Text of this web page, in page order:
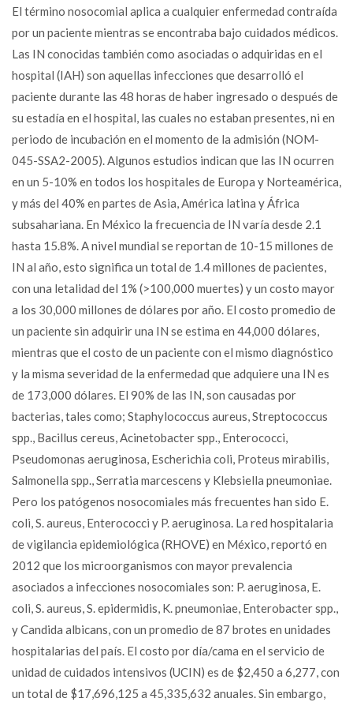
El término nosocomial aplica a cualquier enfermedad contraída
por un paciente mientras se encontraba bajo cuidados médicos.
Las IN conocidas también como asociadas o adquiridas en el
hospital (IAH) son aquellas infecciones que desarrolló el
paciente durante las 48 horas de haber ingresado o después de
su estadía en el hospital, las cuales no estaban presentes, ni en
periodo de incubación en el momento de la admisión (NOM-
045-SSA2-2005). Algunos estudios indican que las IN ocurren
en un 5-10% en todos los hospitales de Europa y Norteamérica,
y más del 40% en partes de Asia, América latina y África
subsahariana. En México la frecuencia de IN varía desde 2.1
hasta 15.8%. A nivel mundial se reportan de 10-15 millones de
IN al año, esto significa un total de 1.4 millones de pacientes,
con una letalidad del 1% (>100,000 muertes) y un costo mayor
a los 30,000 millones de dólares por año. El costo promedio de
un paciente sin adquirir una IN se estima en 44,000 dólares,
mientras que el costo de un paciente con el mismo diagnóstico
y la misma severidad de la enfermedad que adquiere una IN es
de 173,000 dólares. El 90% de las IN, son causadas por
bacterias, tales como; Staphylococcus aureus, Streptococcus
spp., Bacillus cereus, Acinetobacter spp., Enterococci,
Pseudomonas aeruginosa, Escherichia coli, Proteus mirabilis,
Salmonella spp., Serratia marcescens y Klebsiella pneumoniae.
Pero los patógenos nosocomiales más frecuentes han sido E.
coli, S. aureus, Enterococci y P. aeruginosa. La red hospitalaria
de vigilancia epidemiológica (RHOVE) en México, reportó en
2012 que los microorganismos con mayor prevalencia
asociados a infecciones nosocomiales son: P. aeruginosa, E.
coli, S. aureus, S. epidermidis, K. pneumoniae, Enterobacter spp.,
y Candida albicans, con un promedio de 87 brotes en unidades
hospitalarias del país. El costo por día/cama en el servicio de
unidad de cuidados intensivos (UCIN) es de $2,450 a 6,277, con
un total de $17,696,125 a 45,335,632 anuales. Sin embargo,